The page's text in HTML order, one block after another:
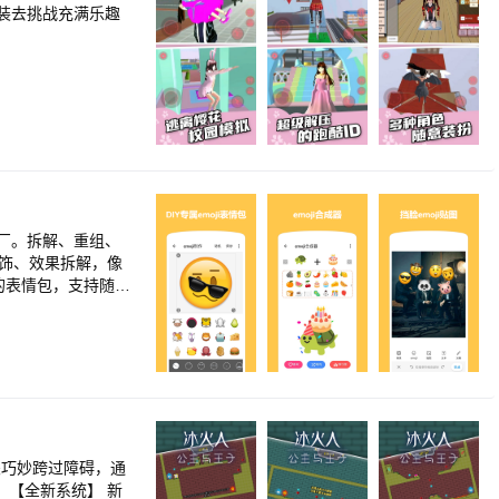
去挑战充满乐趣
拆解、重组、
妙跨过障碍，通
【全新系统】 新